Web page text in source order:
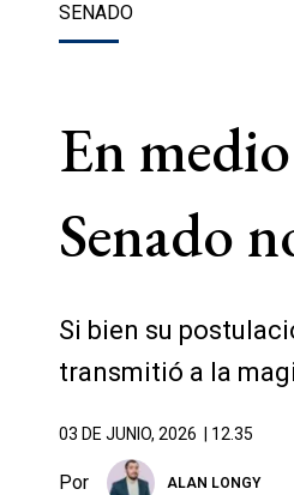
SENADO
En
Senado
Si bien su
transmitió a la
03 DE JUNIO, 2026 | 12.35
Por ALAN LONGY